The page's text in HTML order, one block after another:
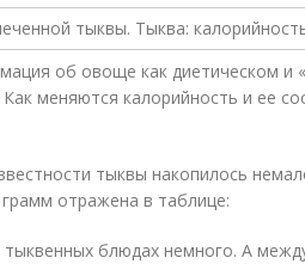
об овоще как диетическом и
меняются калорийность и ее
тыквы накопилось
отражена в таблице:
тыквенных блюдах немного. А